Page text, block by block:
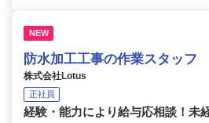
NEW
防水加工工事の作業スタッフ
株式会社Lotus
正社員
経験・能力により給与応相談！未